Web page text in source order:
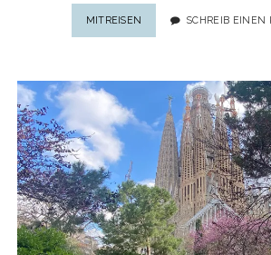
MITREISEN
REZEPT
PORNSTAR
GESCHMACK
DES
TREND-
DRINKS
AUS
LONDON
SCHREIB EINEN